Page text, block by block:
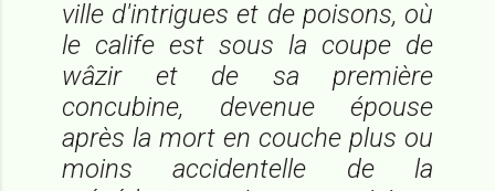
ville d'intrigues et de poisons, où
le calife est sous la coupe de
wâzir et de sa première
concubine, devenue épouse
après la mort en couche plus ou
moins accidentelle de la